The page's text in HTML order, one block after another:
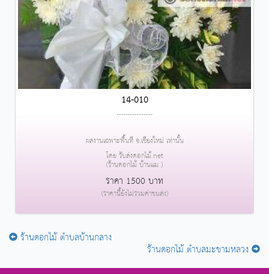
14-010
....................
ผลงานเฉพาะพื้นที่ จ.เชียงใหม่ เท่านั้น
โดย รับส่งดอกไม้.net
(ร้านดอกไม้ บ้านแม )
ราคา 1500 บาท
(ราคานี้ยังไม่รวมค่าขนส่ง)
ร้านดอกไม้ ตำบลบ้านกลาง
ร้านดอกไม้ ตำบลมะขามหลวง